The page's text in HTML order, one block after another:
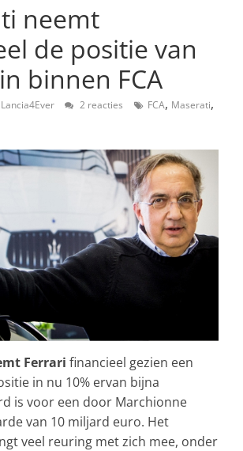
neemt
de positie van
binnen FCA
Lancia4Ever 2 reacties FCA, Maserati,
Ferrari financieel gezien een
in nu 10% ervan bijna
is voor een door Marchionne
van 10 miljard euro. Het
veel reuring met zich mee, onder